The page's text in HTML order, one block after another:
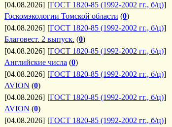
[04.08.2026] [ГОСТ 1820-85 (1992-2002 гг., б/ц)]
Госкомэкологии Томской области (0)
[04.08.2026] [ГОСТ 1820-85 (1992-2002 гг., б/ц)]
Благовест. 2 выпуск. (0)
[04.08.2026] [ГОСТ 1820-85 (1992-2002 гг., б/ц)]
Английские числа (0)
[04.08.2026] [ГОСТ 1820-85 (1992-2002 гг., б/ц)]
AVION (0)
[04.08.2026] [ГОСТ 1820-85 (1992-2002 гг., б/ц)]
AVION (0)
[04.08.2026] [ГОСТ 1820-85 (1992-2002 гг., б/ц)]